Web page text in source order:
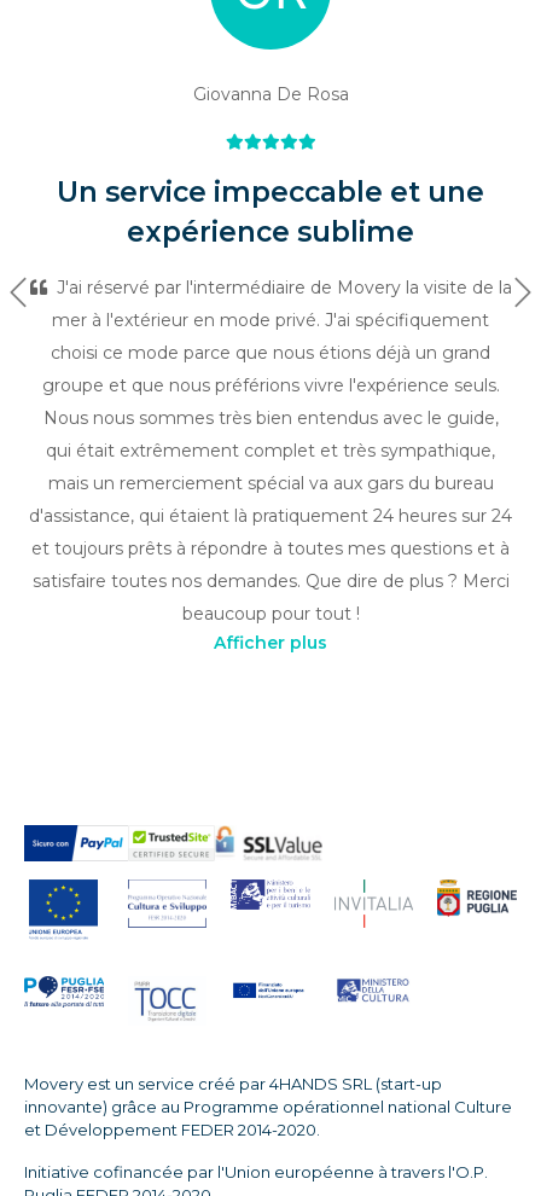
Giovanna De Rosa
Un service impeccable et une
expérience sublime
J'ai réservé par l'intermédiaire de Movery la visite de la
mer à l'extérieur en mode privé. J'ai spécifiquement
choisi ce mode parce que nous étions déjà un grand
groupe et que nous préférions vivre l'expérience seuls.
Nous nous sommes très bien entendus avec le guide,
qui était extrêmement complet et très sympathique,
mais un remerciement spécial va aux gars du bureau
d'assistance, qui étaient là pratiquement 24 heures sur 24
et toujours prêts à répondre à toutes mes questions et à
satisfaire toutes nos demandes. Que dire de plus ? Merci
beaucoup pour tout !
Précédent
Afficher plus
Movery est un service créé par 4HANDS SRL (start-up
innovante) grâce au Programme opérationnel national Culture
et Développement FEDER 2014-2020.
Initiative cofinancée par l'Union européenne à travers l'O.P.